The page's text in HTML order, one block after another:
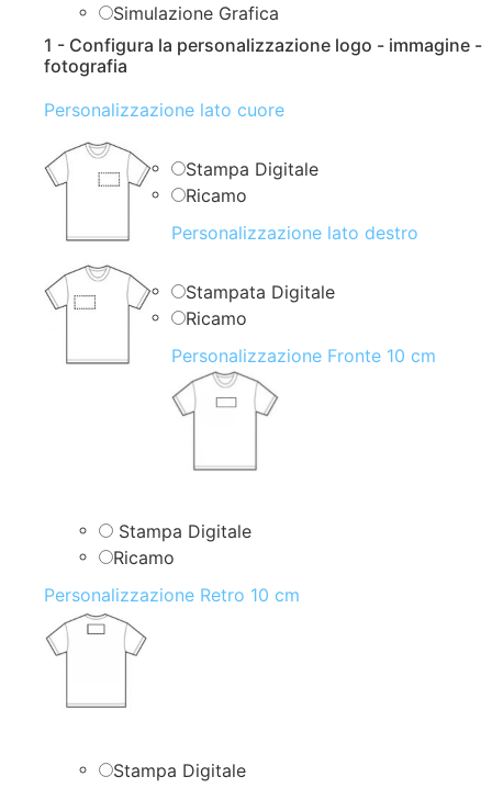
Simulazione Grafica
1 - Configura la personalizzazione logo - immagine -
fotografia
Personalizzazione lato cuore
Stampa Digitale
Ricamo
Personalizzazione lato destro
Stampata Digitale
Ricamo
Personalizzazione Fronte 10 cm
Stampa Digitale
Ricamo
Personalizzazione Retro 10 cm
Stampa Digitale